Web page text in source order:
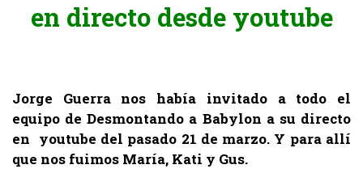
en directo desde youtube
Jorge Guerra nos había invitado a todo el
equipo de Desmontando a Babylon a su directo
en youtube del pasado 21 de marzo. Y para allí
que nos fuimos María, Kati y Gus.